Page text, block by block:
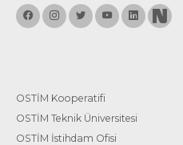
OSTİM Kooperatifi
OSTİM Teknik Üniversitesi
OSTİM İstihdam Ofisi